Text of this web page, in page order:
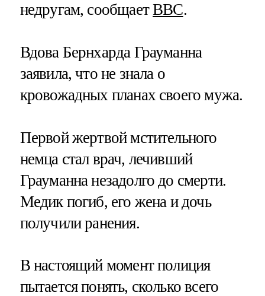
недругам, сообщаетBBC.
Вдова Бернхарда Грауманна
заявила, что не знала о
кровожадных планах своего мужа.
Первой жертвой мстительного
немца стал врач, лечивший
Грауманна незадолго до смерти.
Медик погиб, его жена и дочь
получили ранения.
В настоящий момент полиция
пытается понять, сколько всего